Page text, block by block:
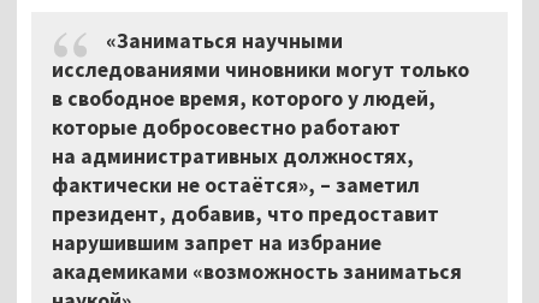
«Заниматься научными
исследованиями чиновники могут только
в свободное время, которого у людей,
которые добросовестно работают
на административных должностях,
фактически не остаётся», – заметил
президент, добавив, что предоставит
нарушившим запрет на избрание
академиками «возможность заниматься